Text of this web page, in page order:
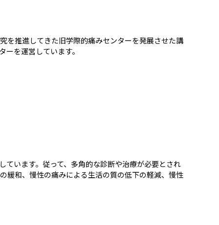
を推進してきた旧学際的痛みセンターを発展させた講
を運営しています。
います。従って、多角的な診断や治療が必要とされ
緩和、慢性の痛みによる生活の質の低下の軽減、慢性